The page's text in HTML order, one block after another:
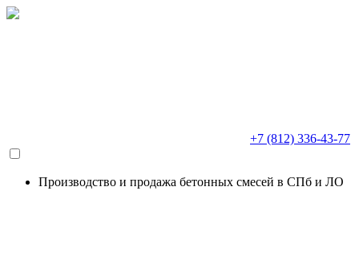
+7 (812) 336-43-77
Производство и продажа бетонных смесей в СПб и ЛО